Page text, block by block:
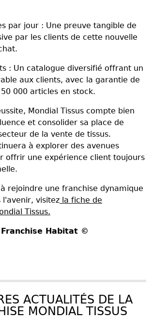
par jour : Une preuve tangible de
par les clients de cette nouvelle
: Un catalogue diversifié offrant un
aux clients, avec la garantie de
000 articles en stock.
Mondial Tissus compte bien
et consolider sa place de
de la vente de tissus.
à explorer des avenues
offrir une expérience client toujours
rejoindre une franchise dynamique
visitez la fiche de
Tissus.
Habitat ©
ACTUALITÉS DE LA
MONDIAL TISSUS